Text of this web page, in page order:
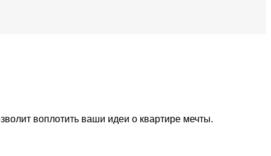
воплотить ваши идеи о квартире мечты.